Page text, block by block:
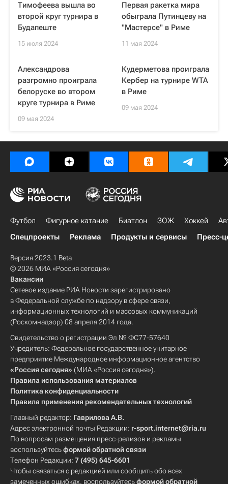
Тимофеева вышла во
второй круг турнира в
Будапеште
15 июля 2024
Первая ракетка мира
обыграла Путинцеву на
"Мастерсе" в Риме
11 мая 2024
Александрова
разгромно проиграла
белоруске во втором
круге турнира в Риме
09 мая 2024
Кудерметова проиграла
Кербер на турнире WTA
в Риме
09 мая 2024
Футбол Фигурное катание Биатлон ЗОЖ Хоккей
Спецпроекты
Реклама Продукты и сервисы Пресс-
Версия 2023.1 Beta
© 2026 МИА «Россия сегодня»
Вакансии
Сетевое издание РИА Новости зарегистрировано
в Федеральной службе по надзору в сфере связи,
информационных технологий и массовых коммуникаций
(Роскомнадзор) 08 апреля 2014 года.
Свидетельство о регистрации Эл № ФС77-57640
Учредитель: Федеральное государственное унитарное
предприятие Международное информационное агентство
«Россия сегодня» (МИА «Россия сегодня»).
Правила использования материалов
Политика конфиденциальности
Правила применения рекомендательных технологий
Главный редактор: Гаврилова А.В.
Адрес электронной почты Редакции: r-sport.internet@ria.ru
По вопросам размещения пресс-релизов и рекламы
воспользуйтесьформой обратной связи
Телефон Редакции: 7 (495) 645-6601
Чтобы связаться с редакцией или сообщить обо всех
замеченных ошибках, воспользуйтесьформой обратной